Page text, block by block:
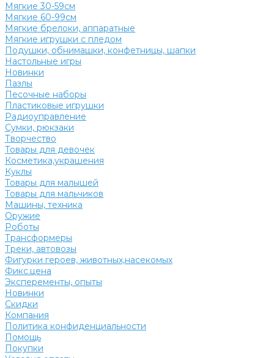
Мягкие 30-59см
Мягкие 60-99см
Мягкие брелоки, аппаратные
Мягкие игрушки с пледом
Подушки, обнимашки, конфетницы, шапки
Настольные игры
Новинки
Пазлы
Песочные наборы
Пластиковые игрушки
Радиоуправление
Сумки, рюкзаки
Творчество
Товары для девочек
Косметика,украшения
Куклы
Товары для малышей
Товары для мальчиков
Машины, техника
Оружие
Роботы
Трансформеры
Треки, автовозы
Фигурки героев, животных,насекомых
Фикс.цена
Эксперементы, опыты
Новинки
Скидки
Компания
Политика конфиденциальности
Помощь
Покупки